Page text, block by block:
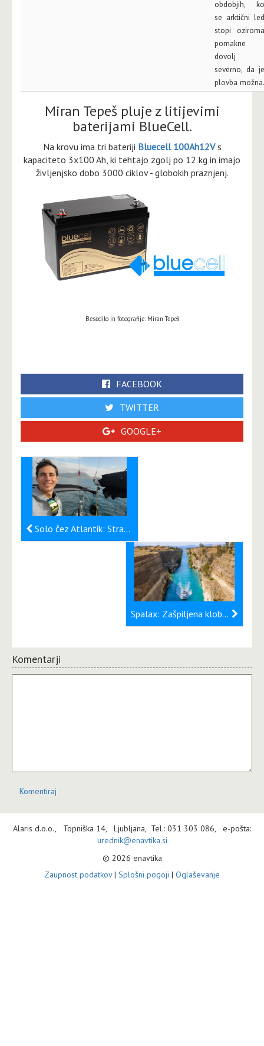
obdobjih, ko
se arktični led
stopi oziroma
pomakne
dovolj
severno, da je
plovba možna.
Miran Tepeš pluje z litijevimi
baterijami BlueCell.
Na krovu ima tri bateriji Bluecell 100Ah12Vs
kapaciteto 3x100 Ah, ki tehtajo zgolj po 12 kg in imajo
življenjsko dobo 3000 ciklov - globokih praznjenj.
Besedilo in fotografije: Miran Tepeš
FACEBOOK
TWITTER
GOOGLE+
Solo čez Atlantik: Strašljiva preizkušnja že prvi dan plovbe
Spalax: Zašpiljena klobasa
Komentarji
Komentiraj
Alaris d.o.o., Topniška 14, Ljubljana, Tel.: 031 303 086, e-pošta:
urednik@enavtika.si
© 2026 enavtika
Zaupnost podatkov| Splošni pogoji | Oglaševanje